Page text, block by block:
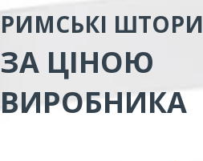
РИМСЬКІ ШТОРИ
ЗА ЦІНОЮ
ВИРОБНИКА